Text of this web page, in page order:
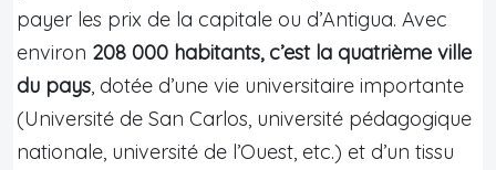
payer les prix de la capitale ou d’Antigua. Avec
environ 208 000 habitants, c’est la quatrième ville
du pays, dotée d’une vie universitaire importante
(Université de San Carlos, université pédagogique
nationale, université de l’Ouest, etc.) et d’un tissu